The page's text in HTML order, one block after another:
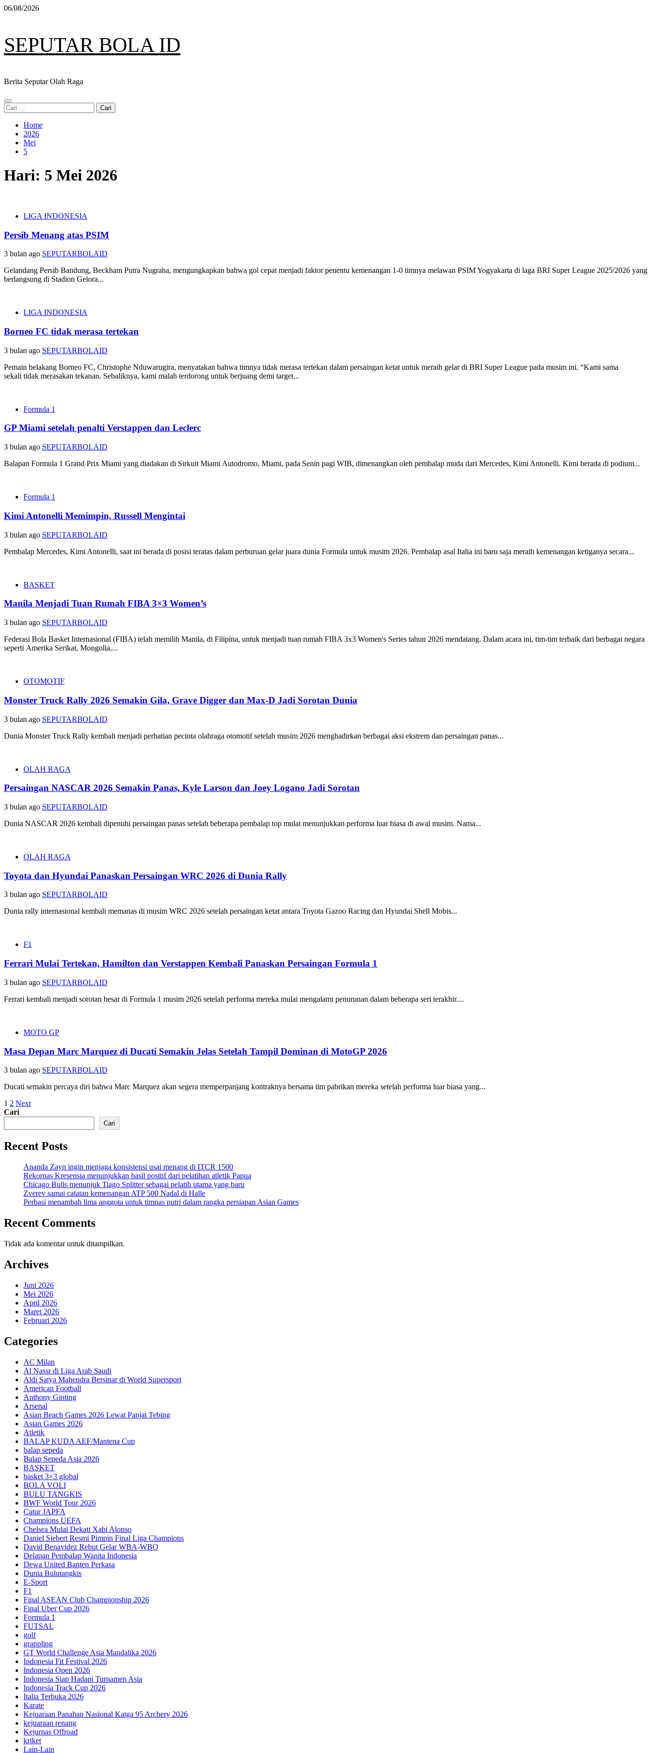
Skip
06/08/2026
SEPUTAR BOLA ID
Berita Seputar Olah Raga
Primary
Menu
Cari
untuk:
Home
2026
Mei
5
Hari: 5 Mei 2026
LIGA INDONESIA
Persib Menang atas PSIM
3 bulan ago SEPUTARBOLAID
Gelandang Persib Bandung, Beckham Putra Nugraha, mengungkapkan bahwa gol cepat menjadi faktor penentu kemenangan 1-0 timnya melawan PSIM Yogyakarta di laga BRI Super League 2025/2026 yang
berlangsung di Stadion Gelora...
LIGA INDONESIA
Borneo FC tidak merasa tertekan
3 bulan ago SEPUTARBOLAID
Pemain belakang Borneo FC, Christophe Nduwarugira, menyatakan bahwa timnya tidak merasa tertekan dalam persaingan ketat untuk meraih gelar di BRI Super League pada musim ini. “Kami sama
sekali tidak merasakan tekanan. Sebaliknya, kami malah terdorong untuk berjuang demi target...
Formula 1
GP Miami setelah penalti Verstappen dan Leclerc
3 bulan ago SEPUTARBOLAID
Balapan Formula 1 Grand Prix Miami yang diadakan di Sirkuit Miami Autodromo, Miami, pada Senin pagi WIB, dimenangkan oleh pembalap muda dari Mercedes, Kimi Antonelli. Kimi berada di podium...
Formula 1
Kimi Antonelli Memimpin, Russell Mengintai
3 bulan ago SEPUTARBOLAID
Pembalap Mercedes, Kimi Antonelli, saat ini berada di posisi teratas dalam perburuan gelar juara dunia Formula untuk musim 2026. Pembalap asal Italia ini baru saja meraih kemenangan ketiganya secara...
BASKET
Manila Menjadi Tuan Rumah FIBA 3×3 Women’s
3 bulan ago SEPUTARBOLAID
Federasi Bola Basket Internasional (FIBA) telah memilih Manila, di Filipina, untuk menjadi tuan rumah FIBA 3x3 Women's Series tahun 2026 mendatang. Dalam acara ini, tim-tim terbaik dari berbagai negara
seperti Amerika Serikat, Mongolia,...
OTOMOTIF
Monster Truck Rally 2026 Semakin Gila, Grave Digger dan Max-D Jadi Sorotan Dunia
3 bulan ago SEPUTARBOLAID
Dunia Monster Truck Rally kembali menjadi perhatian pecinta olahraga otomotif setelah musim 2026 menghadirkan berbagai aksi ekstrem dan persaingan panas...
OLAH RAGA
Persaingan NASCAR 2026 Semakin Panas, Kyle Larson dan Joey Logano Jadi Sorotan
3 bulan ago SEPUTARBOLAID
Dunia NASCAR 2026 kembali dipenuhi persaingan panas setelah beberapa pembalap top mulai menunjukkan performa luar biasa di awal musim. Nama...
OLAH RAGA
Toyota dan Hyundai Panaskan Persaingan WRC 2026 di Dunia Rally
3 bulan ago SEPUTARBOLAID
Dunia rally internasional kembali memanas di musim WRC 2026 setelah persaingan ketat antara Toyota Gazoo Racing dan Hyundai Shell Mobis...
F1
Ferrari Mulai Tertekan, Hamilton dan Verstappen Kembali Panaskan Persaingan Formula 1
3 bulan ago SEPUTARBOLAID
Ferrari kembali menjadi sorotan besar di Formula 1 musim 2026 setelah performa mereka mulai mengalami penurunan dalam beberapa seri terakhir....
MOTO GP
Masa Depan Marc Marquez di Ducati Semakin Jelas Setelah Tampil Dominan di MotoGP 2026
3 bulan ago SEPUTARBOLAID
Ducati semakin percaya diri bahwa Marc Marquez akan segera memperpanjang kontraknya bersama tim pabrikan mereka setelah performa luar biasa yang...
Paginasi
pos
1 2 Next
Cari
Cari
Recent Posts
Ananda Zayn ingin menjaga konsistensi usai menang di ITCR 1500
Rekornas Kresensia menunjukkan hasil positif dari pelatihan atletik Papua
Chicago Bulls menunjuk Tiago Splitter sebagai pelatih utama yang baru
Zverev samai catatan kemenangan ATP 500 Nadal di Halle
Perbasi menambah lima anggota untuk timnas putri dalam rangka persiapan Asian Games
Recent Comments
Tidak ada komentar untuk ditampilkan.
Archives
Juni 2026
Mei 2026
April 2026
Maret 2026
Februari 2026
Categories
AC Milan
Al Nassr di Liga Arab Saudi
Aldi Satya Mahendra Bersinar di World Supersport
American Football
Anthony Ginting
Arsenal
Asian Beach Games 2026 Lewat Panjat Tebing
Asian Games 2026
Atletik
BALAP KUDA AEF/Mantena Cup
balap sepeda
Balap Sepeda Asia 2026
BASKET
basket 3×3 global
BOLA VOLI
BULU TANGKIS
BWF World Tour 2026
Catur JAPFA
Champions UEFA
Chelsea Mulai Dekati Xabi Alonso
Daniel Siebert Resmi Pimpin Final Liga Champions
David Benavidez Rebut Gelar WBA-WBO
Delapan Pembalap Wanita Indonesia
Dewa United Banten Perkasa
Dunia Bulutangkis
E-Sport
F1
Final ASEAN Club Championship 2026
Final Uber Cup 2026
Formula 1
FUTSAL
golf
grappling
GT World Challenge Asia Mandalika 2026
Indonesia Fit Festival 2026
Indonesia Open 2026
Indonesia Siap Hadapi Turnamen Asia
Indonesia Track Cup 2026
Italia Terbuka 2026
Karate
Kejuaraan Panahan Nasional Katga 95 Archery 2026
kejuaraan renang
Kejurnas Offroad
kriket
Lain-Lain